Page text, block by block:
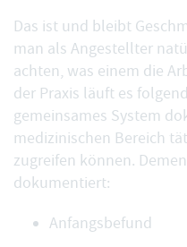
Das ist und bleibt
man als Angestellter
achten, was einem die
der Praxis läuft es
gemeinsames System
medizinischen Bereich
zugreifen können.
dokumentiert:
Anfangsbefund